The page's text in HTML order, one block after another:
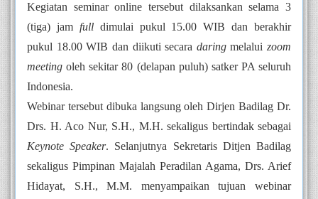
Kegiatan seminar online tersebut dilaksankan selama 3
(tiga) jam full dimulai pukul 15.00 WIB dan berakhir
pukul 18.00 WIB dan diikuti secara daring melalui zoom
meeting oleh sekitar 80 (delapan puluh) satker PA seluruh
Indonesia.
Webinar tersebut dibuka langsung oleh Dirjen Badilag Dr.
Keynote Speaker. Selanjutnya Sekretaris Ditjen Badilag
sekaligus Pimpinan Majalah Peradilan Agama, Drs. Arief
Hidayat, S.H., M.M. menyampaikan tujuan webinar